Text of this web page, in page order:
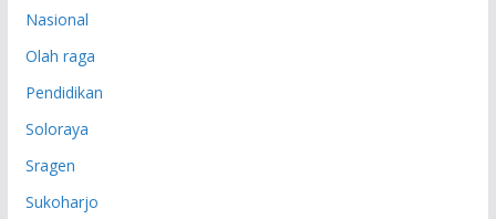
Nasional
Olah raga
Pendidikan
Soloraya
Sragen
Sukoharjo